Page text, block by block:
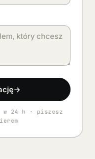
→
w 24 h · piszesz